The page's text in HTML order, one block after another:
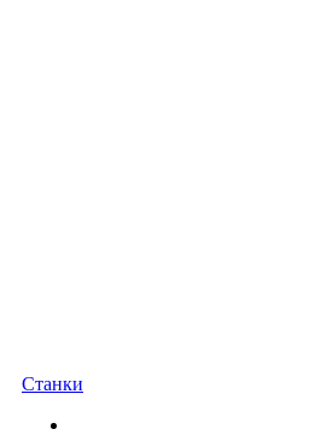
Станки